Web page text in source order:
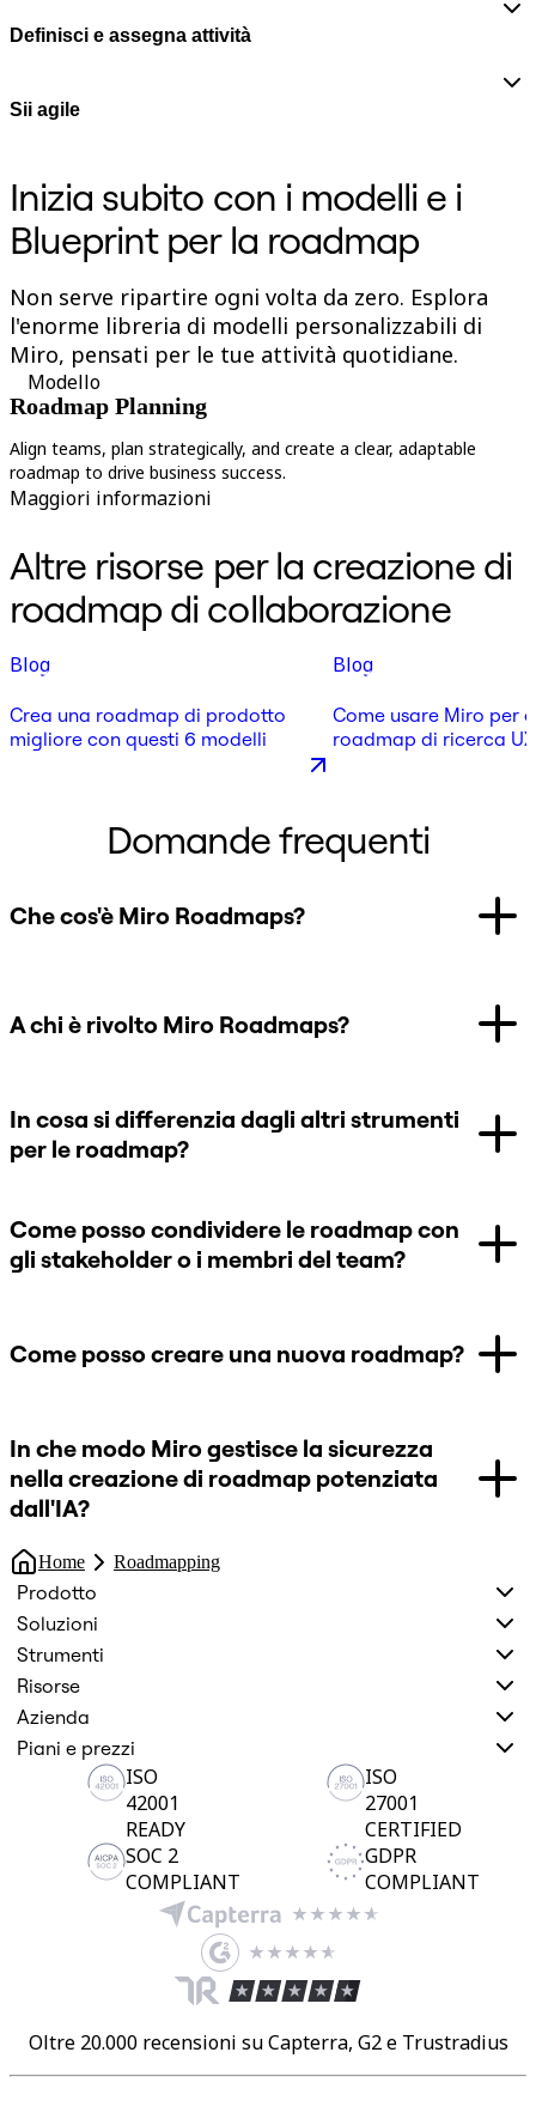
Definisci e assegna attività
Sii agile
Inizia subito con i modelli e i
Blueprint per la roadmap
Non serve ripartire ogni volta da zero. Esplora
l'enorme libreria di modelli personalizzabili di
Miro, pensati per le tue attività quotidiane.
Modello
Roadmap Planning
Align teams, plan strategically, and create a clear, adaptable
roadmap to drive business success.
Maggiori informazioni
Altre risorse per la creazione di
roadmap di collaborazione
Blog
Crea una roadmap di prodotto
migliore con questi 6 modelli
Blog
Come usare Miro per
roadmap di ricerca UX
Domande frequenti
Che cos'è Miro Roadmaps?
A chi è rivolto Miro Roadmaps?
In cosa si differenzia dagli altri strumenti
per le roadmap?
Come posso condividere le roadmap con
gli stakeholder o i membri del team?
Come posso creare una nuova roadmap?
In che modo Miro gestisce la sicurezza
nella creazione di roadmap potenziata
dall'IA?
Home Roadmapping
Prodotto
Soluzioni
Strumenti
Risorse
Azienda
Piani e prezzi
ISO
42001
READY
ISO
27001
CERTIFIED
SOC 2
COMPLIANT
GDPR
COMPLIANT
Oltre 20.000 recensioni su Capterra, G2 e Trustradius